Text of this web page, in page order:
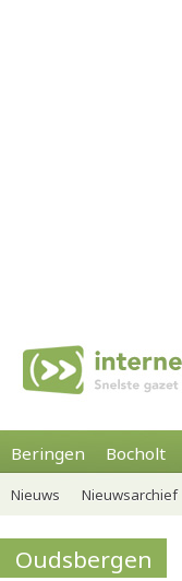
Beringen Bocholt
Nieuws Nieuwsarchief
Oudsbergen